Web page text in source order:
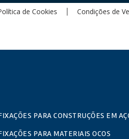
de Cookies Condições de
PARA CONSTRUÇÕES EM
PARA MATERIAIS OCOS